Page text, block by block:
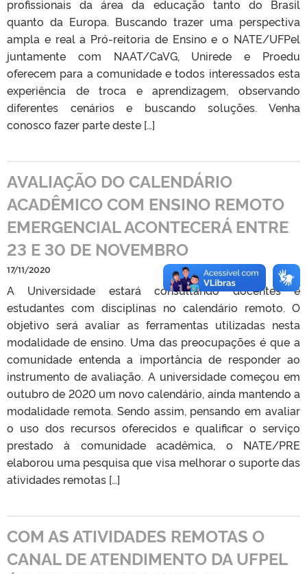
profissionais da área da educação tanto do Brasil
quanto da Europa. Buscando trazer uma perspectiva
ampla e real a Pró-reitoria de Ensino e o NATE/UFPel
juntamente com NAAT/CaVG, Unirede e Proedu
oferecem para a comunidade e todos interessados esta
experiência de troca e aprendizagem, observando
diferentes cenários e buscando soluções. Venha
conosco fazer parte deste […]
AVALIAÇÃO DO CALENDÁRIO
ACADÊMICO COM ENSINO REMOTO
EMERGENCIAL ACONTECERÁ ENTRE
23 E 30 DE NOVEMBRO
17/11/2020
A Universidade estará consultando docentes e
estudantes com disciplinas no calendário remoto. O
objetivo será avaliar as ferramentas utilizadas nesta
modalidade de ensino. Uma das preocupações é que a
comunidade entenda a importância de responder ao
instrumento de avaliação. A universidade começou em
outubro de 2020 um novo calendário, ainda mantendo a
modalidade remota. Sendo assim, pensando em avaliar
o uso dos recursos oferecidos e qualificar o serviço
prestado à comunidade acadêmica, o NATE/PRE
elaborou uma pesquisa que visa melhorar o suporte das
atividades remotas […]
COM AS ATIVIDADES REMOTAS O
CANAL DE ATENDIMENTO DA UFPEL